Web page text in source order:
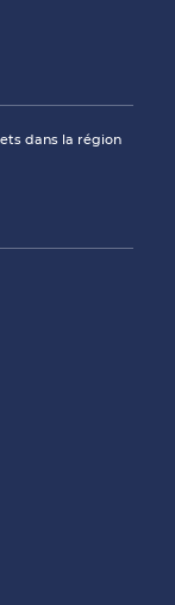
dans la région